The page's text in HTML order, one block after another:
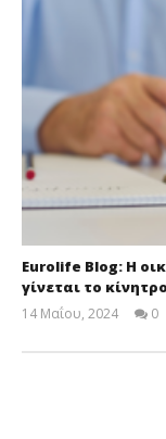
Eurolife Blog: Η
γίνεται το
14 Μαΐου, 2024
0